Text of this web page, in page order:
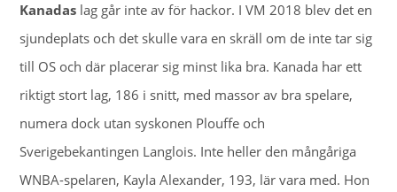
Kanadas lag går inte av för hackor. I VM 2018 blev det en
sjundeplats och det skulle vara en skräll om de inte tar sig
till OS och där placerar sig minst lika bra. Kanada har ett
riktigt stort lag, 186 i snitt, med massor av bra spelare,
numera dock utan syskonen Plouffe och
Sverigebekantingen Langlois. Inte heller den mångåriga
WNBA-spelaren, Kayla Alexander, 193, lär vara med. Hon